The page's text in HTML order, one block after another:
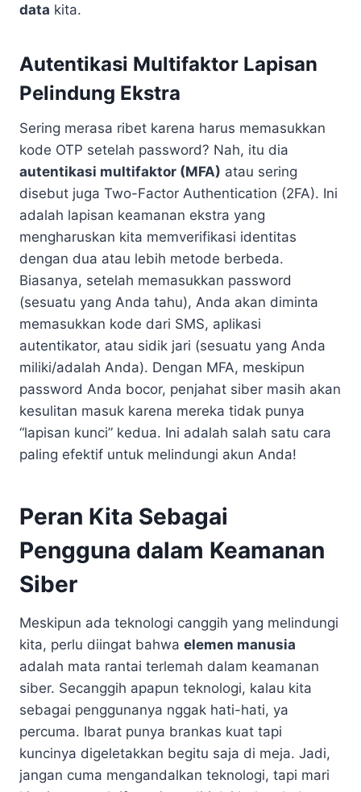
data kita.
Autentikasi Multifaktor Lapisan
Pelindung Ekstra
Sering merasa ribet karena harus memasukkan
kode OTP setelah password? Nah, itu dia
autentikasi multifaktor (MFA) atau sering
disebut juga Two-Factor Authentication (2FA). Ini
adalah lapisan keamanan ekstra yang
mengharuskan kita memverifikasi identitas
dengan dua atau lebih metode berbeda.
Biasanya, setelah memasukkan password
(sesuatu yang Anda tahu), Anda akan diminta
memasukkan kode dari SMS, aplikasi
autentikator, atau sidik jari (sesuatu yang Anda
miliki/adalah Anda). Dengan MFA, meskipun
password Anda bocor, penjahat siber masih akan
kesulitan masuk karena mereka tidak punya
“lapisan kunci” kedua. Ini adalah salah satu cara
paling efektif untuk melindungi akun Anda!
Peran Kita Sebagai
Pengguna dalam Keamanan
Siber
Meskipun ada teknologi canggih yang melindungi
kita, perlu diingat bahwa elemen manusia
adalah mata rantai terlemah dalam keamanan
siber. Secanggih apapun teknologi, kalau kita
sebagai penggunanya nggak hati-hati, ya
percuma. Ibarat punya brankas kuat tapi
kuncinya digeletakkan begitu saja di meja. Jadi,
jangan cuma mengandalkan teknologi, tapi mari